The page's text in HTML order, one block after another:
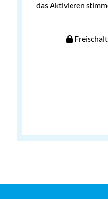
das Aktivieren